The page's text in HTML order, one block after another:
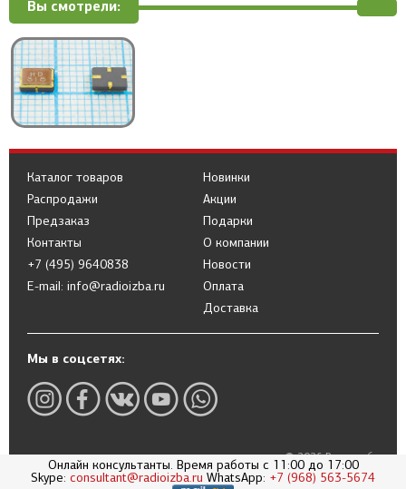
Вы смотрели:
Каталог товаров
Распродажи
Предзаказ
Новинки
Акции
Подарки
Контакты
+7 (495) 9640838
E-mail: info@radioizba.ru
О компании
Новости
Оплата
Доставка
Мы в соцсетях:
© 2026 Радиоизба
Политика в отношении обработки
Онлайн консультанты. Время работы с 11:00 до 17:00
Skype: consultant@radioizba.ru WhatsApp: +7 (968) 563-5674